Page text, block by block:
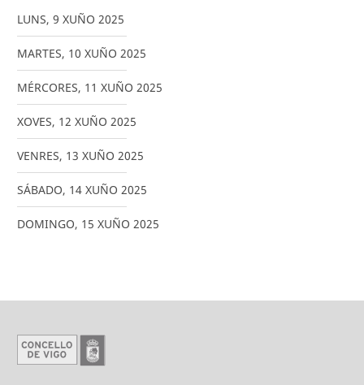
LUNS, 9 XUÑO 2025
MARTES, 10 XUÑO 2025
MÉRCORES, 11 XUÑO 2025
XOVES, 12 XUÑO 2025
VENRES, 13 XUÑO 2025
SÁBADO, 14 XUÑO 2025
DOMINGO, 15 XUÑO 2025